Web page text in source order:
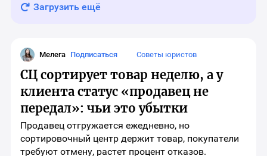
Загрузить ещё
Мелега Подписаться Советы юристов
СЦ сортирует товар неделю, а у
клиента статус «продавец не
передал»: чьи это убытки
Продавец отгружается ежедневно, но
сортировочный центр держит товар, покупатели
требуют отмену, растет процент отказов.